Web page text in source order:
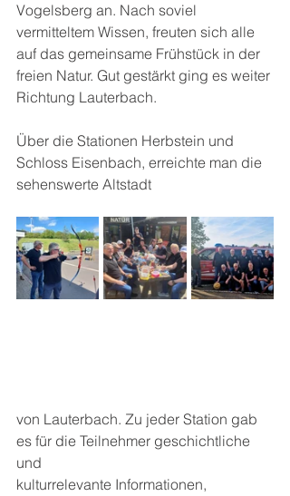
Vogelsberg an. Nach soviel
vermitteltem Wissen, freuten sich alle
auf das gemeinsame Frühstück in der
freien Natur. Gut gestärkt ging es weiter
Richtung Lauterbach.
Über die Stationen Herbstein und
Schloss Eisenbach, erreichte man die
sehenswerte Altstadt
von Lauterbach. Zu jeder Station gab
es für die Teilnehmer geschichtliche
und
kulturrelevante Informationen,